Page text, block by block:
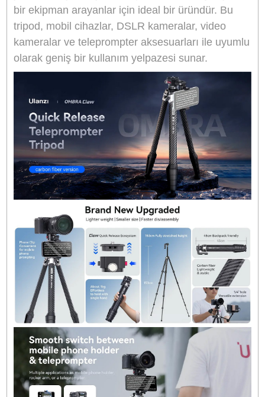
kullanımlarda dayanıklılık sağlar.
Ulanzi TT08 Teknik Özellikler
Model:TT08
Karbon fiber + Alüminyum alaşım
Açılmış Yükseklik (Merkezi Eksen
Yükseltilmiş):42-130 cm ± 1 cm
Açılmış Yükseklik (Merkezi Eksen
Yükseltilmiş):64.5-153 cm ± 1 cm
Bölüm Sayısı:5
Top Başlık Yük Kapasitesi:3 kg
Mobil Telefon Tutucu Aralığı:5-8.5 cm ± 0.5
Net Ağırlık (Telefon Tutucu Dahil):1035 g ±
g
Brüt Ağırlık:
1568 g ± 10 g
Paket Boyutu:46.7 x 10 x 8 cm
Ulanzi TT08’in Sağladığı Yararlar:
Yüksek Yük Kapasitesi:3 kg’a kadar cihaz
taşıma kapasitesiyle DSLR kameralar ve
kameralar gibi ağır cihazlarla uyumlu.
Kompakt Yapı: Katlanabilir tasarım, taşıma